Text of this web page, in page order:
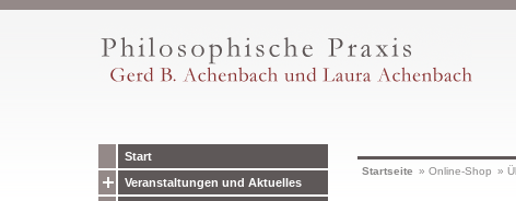
Start
Veranstaltungen und Aktuelles
Startseite » Online-Shop »